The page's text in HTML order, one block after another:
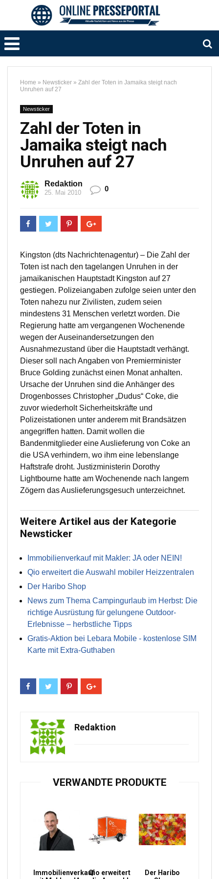
Home » Newsticker » Zahl der Toten in Jamaika steigt nach
Unruhen auf 27
Newsticker
Zahl der Toten in
Jamaika steigt nach
Unruhen auf 27
Redaktion
25. Mai 2010 0
Kingston (dts Nachrichtenagentur) – Die Zahl der
Toten ist nach den tagelangen Unruhen in der
jamaikanischen Hauptstadt Kingston auf 27
gestiegen. Polizeiangaben zufolge seien unter den
Toten nahezu nur Zivilisten, zudem seien
mindestens 31 Menschen verletzt worden. Die
Regierung hatte am vergangenen Wochenende
wegen der Auseinandersetzungen den
Ausnahmezustand über die Hauptstadt verhängt.
Dieser soll nach Angaben von Premierminister
Bruce Golding zunächst einen Monat anhalten.
Ursache der Unruhen sind die Anhänger des
Drogenbosses Christopher „Dudus“ Coke, die
zuvor wiederholt Sicherheitskräfte und
Polizeistationen unter anderem mit Brandsätzen
angegriffen hatten. Damit wollen die
Bandenmitglieder eine Auslieferung von Coke an
die USA verhindern, wo ihm eine lebenslange
Haftstrafe droht. Justizministerin Dorothy
Lightbourne hatte am Wochenende nach langem
Zögern das Auslieferungsgesuch unterzeichnet.
Weitere Artikel aus der Kategorie
Newsticker
Immobilienverkauf mit Makler: JA oder NEIN!
Qio erweitert die Auswahl mobiler Heizzentralen
Der Haribo Shop
News zum Thema Campingurlaub im Herbst: Die
richtige Ausrüstung für gelungene Outdoor-
Erlebnisse – herbstliche Tipps
Gratis-Aktion bei Lebara Mobile - kostenlose SIM
Karte mit Extra-Guthaben
Redaktion
VERWANDTE PRODUKTE
ImmobilienverkaufQio erweitert
Der Haribo